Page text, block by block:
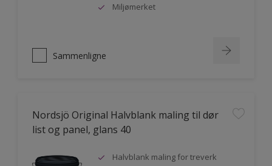
Miljømerket
Sammenligne
Nordsjö Original Halvblank maling til dør
list og panel, glans 40
Halvblank maling for treverk